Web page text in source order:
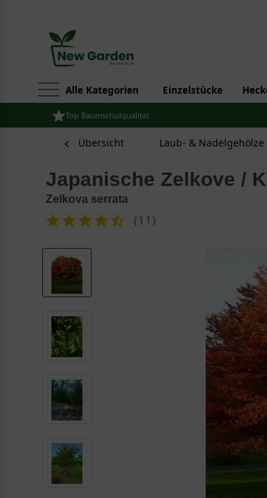
Alle Kategorien Einzelstücke
Top Baumschulqualität
Übersicht Laub- & Nadelgehölze
Japanische Zelkove /
Zelkova serrata
(11 )